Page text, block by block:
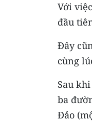
Với
đầu
Đây
cùng
Sau
ba
Đảo